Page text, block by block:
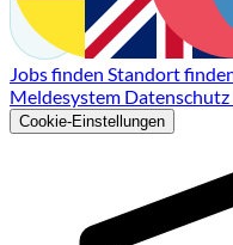
Jobs finden Standort
Meldesystem Datenschutz
Cookie-Einstellungen